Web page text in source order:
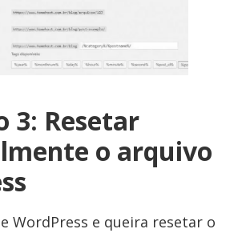
3: Resetar
o arquivo
WordPress e queira resetar o